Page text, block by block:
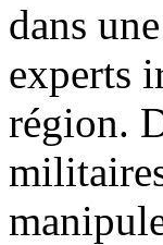
dans
experts
région.